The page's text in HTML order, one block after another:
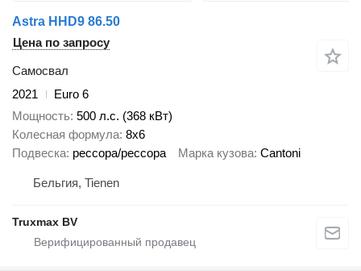
Astra HHD9 86.50
Цена по запросу
Самосвал
2021
Euro 6
Мощность 500 л.с. (368 кВт)
Колесная формула 8x6
Подвеска рессора/рессора Марка кузова Cantoni
Бельгия, Tienen
Truxmax BV